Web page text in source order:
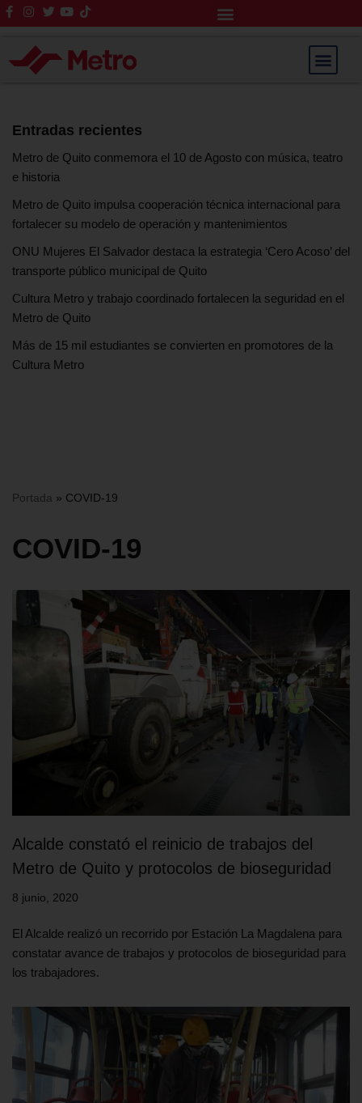
Saltar
al
Entradas recientes
Metro de Quito conmemora el 10 de Agosto con música, teatro
e historia
Metro de Quito impulsa cooperación técnica internacional para
fortalecer su modelo de operación y mantenimientos
ONU Mujeres El Salvador destaca la estrategia ‘Cero Acoso’ del
transporte público municipal de Quito
Cultura Metro y trabajo coordinado fortalecen la seguridad en el
Metro de Quito
Más de 15 mil estudiantes se convierten en promotores de la
Cultura Metro
Portada » COVID-19
COVID-19
Alcalde constató el reinicio de trabajos del
Metro de Quito y protocolos de bioseguridad
8 junio, 2020
El Alcalde realizó un recorrido por Estación La Magdalena para
constatar avance de trabajos y protocolos de bioseguridad para
los trabajadores.